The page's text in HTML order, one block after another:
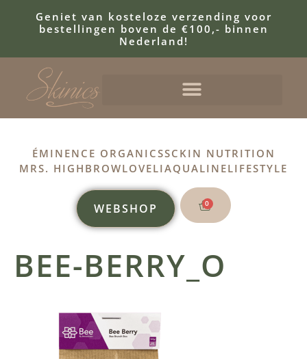
Geniet van kosteloze verzending voor
bestellingen boven de €100,- binnen
Nederland!
ÉMINENCE ORGANICSSCKIN NUTRITION
MRS. HIGHBROWLOVELIAQUALINELIFESTYLE
WEBSHOP 0
BEE-BERRY_O